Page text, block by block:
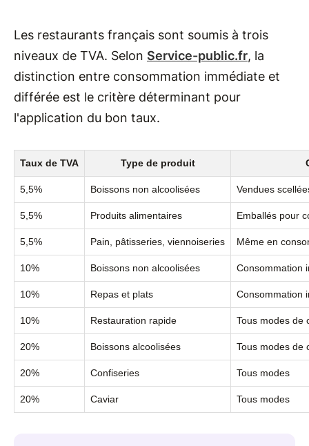
Les restaurants français sont soumis à trois
niveaux de TVA. Selon Service-public.fr, la
distinction entre consommation immédiate et
différée est le critère déterminant pour
l'application du bon taux.
Taux de TVA Type de produit
5,5% Boissons non alcoolisées Vendues
5,5% Produits alimentaires Emballés pour
5,5% Pain, pâtisseries, viennoiseries Même en
10% Boissons non alcoolisées Consommation
10% Repas et plats Consommation
10% Restauration rapide Tous modes de
20% Boissons alcoolisées Tous modes de
20% Confiseries Tous modes
20% Caviar Tous modes